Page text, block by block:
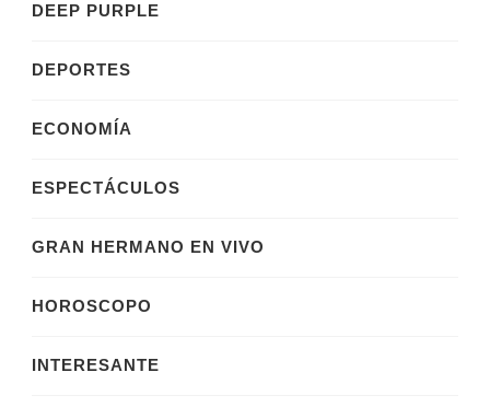
DEEP PURPLE
DEPORTES
ECONOMÍA
ESPECTÁCULOS
GRAN HERMANO EN VIVO
HOROSCOPO
INTERESANTE